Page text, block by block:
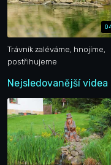
Trávník zaléváme, hnojíme,
postřihujeme
Nejsledovanější videa